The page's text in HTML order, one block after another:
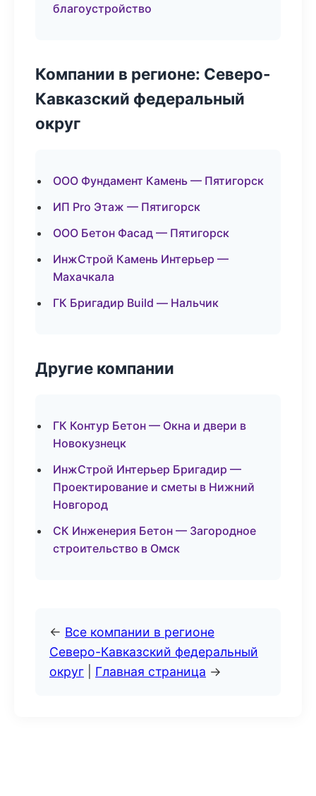
благоустройство
Компании в регионе: Северо-
Кавказский федеральный
округ
ООО Фундамент Камень — Пятигорск
ИП Pro Этаж — Пятигорск
ООО Бетон Фасад — Пятигорск
ИнжСтрой Камень Интерьер —
Махачкала
ГК Бригадир Build — Нальчик
Другие компании
ГК Контур Бетон — Окна и двери в
Новокузнецк
ИнжСтрой Интерьер Бригадир —
Проектирование и сметы в Нижний
Новгород
СК Инженерия Бетон — Загородное
строительство в Омск
← Все компании в регионе
Северо-Кавказский федеральный
округ
Главная страница →